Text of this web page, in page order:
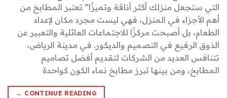
التي ستجعل منزلك أكثر أناقة وتميزًا” تعتبر المطابخ من
أهم الأجزاء في المنزل، فهي ليست مجرد مكان لإعداد
الطعام، بل أصبحت مركزًا للاجتماعات العائلية والتعبير عن
الذوق الرفيع في التصميم والديكور. في مدينة الرياض،
تتنافس العديد من الشركات لتقديم أفضل تصاميم
المطابخ، ومن بينها تبرز مطابخ نماء الكون كواحدة
CONTINUE READING
→